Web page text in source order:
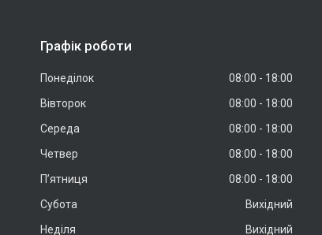
Графік роботи
Понеділок 08:00
18:00
Вівторок
08:00
18:00
Середа
08:00
18:00
Четвер
08:00
18:00
Пʼятниця
08:00
18:00
Субота
Вихідний
Неділя
Вихідний